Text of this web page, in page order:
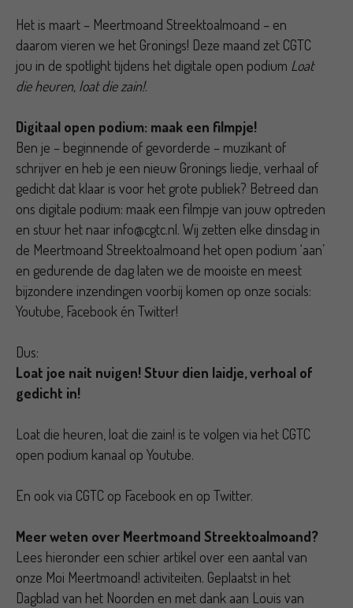
Het is maart – Meertmoand Streektoalmoand – en
daarom vieren we het Gronings! Deze maand zet CGTC
jou in de spotlight tijdens het digitale open podium Loat
die heuren, loat die zain!.
Digitaal open podium: maak een filmpje!
Ben je – beginnende of gevorderde – muzikant of
schrijver en heb je een nieuw Gronings liedje, verhaal of
gedicht dat klaar is voor het grote publiek? Betreed dan
ons digitale podium: maak een filmpje van jouw optreden
en stuur het naar info@cgtc.nl. Wij zetten elke dinsdag in
de Meertmoand Streektoalmoand het open podium ‘aan’
en gedurende de dag laten we de mooiste en meest
bijzondere inzendingen voorbij komen op onze socials:
Youtube, Facebook én Twitter!
Dus:
Loat joe nait nuigen! Stuur dien laidje, verhoal of
gedicht in!
Loat die heuren, loat die zain! is te volgen via het CGTC
open podium kanaal op Youtube.
En ook via CGTC op Facebook en op Twitter.
Meer weten over Meertmoand Streektoalmoand?
Lees hieronder een schier artikel over een aantal van
onze Moi Meertmoand! activiteiten. Geplaatst in het
Dagblad van het Noorden en met dank aan Louis van